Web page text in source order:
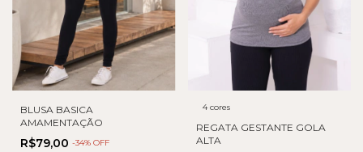
BLUSA BASICA
AMAMENTAÇÃO
R$79,00 -34% OFF
4 cores
REGATA GESTANTE GOLA
ALTA